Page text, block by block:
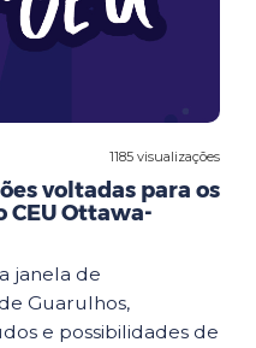
1185 visualizações
voltadas para os
CEU Ottawa-
janela de
Guarulhos,
e possibilidades de